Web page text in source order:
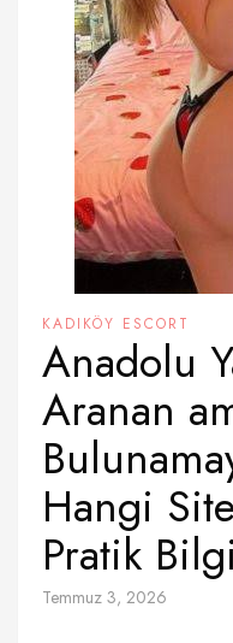
KADIKÖY ESCORT
Anadolu
Aranan
Hangi
Pratik
Temmuz 3, 2026